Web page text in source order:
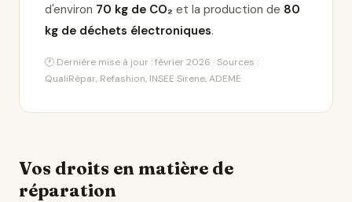
d'environ 70 kg de CO₂ et la production de 80
kg de déchets électroniques.
🕐 Dernière mise à jour : février 2026 · Sources :
QualiRépar, Refashion, INSEE Sirene, ADEME
Vos droits en matière de
réparation